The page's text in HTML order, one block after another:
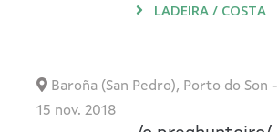
LADEIRA / COSTA
Baroña (San Pedro), Porto do Son -
15 nov. 2018